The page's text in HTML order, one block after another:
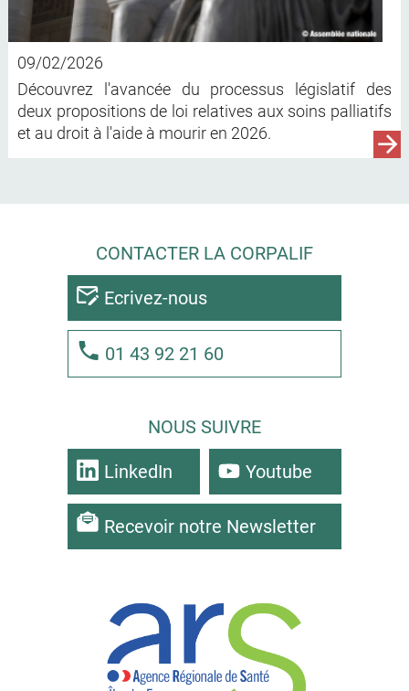
09/02/2026
Découvrez l'avancée du processus législatif des
deux propositions de loi relatives aux soins palliatifs
et au droit à l'aide à mourir en 2026.
CONTACTER LA CORPALIF
Ecrivez-nous
01 43 92 21 60
NOUS SUIVRE
LinkedIn Youtube
Recevoir notre Newsletter